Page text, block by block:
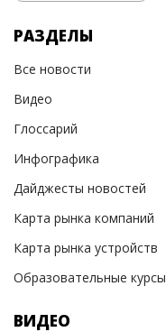
РАЗДЕЛЫ
Все новости
Видео
Глоссарий
Инфографика
Дайджесты новостей
Карта рынка компаний
Карта рынка устройств
Образовательные курсы
ВИДЕО